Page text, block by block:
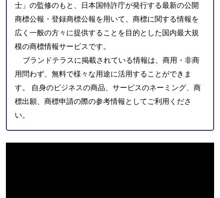
士」の監修のもと、日本国特許庁が発行する最新の公開
商標公報・登録商標公報を用いて、商標に関する情報を
広く一般の方々に提供することを目的とした国内最大規
模の商標情報サービスです。
ブランドテラスに掲載されている情報は、商用・非商
用問わず、無料で様々な用途に活用することができま
す。 自身のビジネスの商品、サービスのネーミング、商
標出願、商標申請の際の参考情報としてご利用くださ
い。